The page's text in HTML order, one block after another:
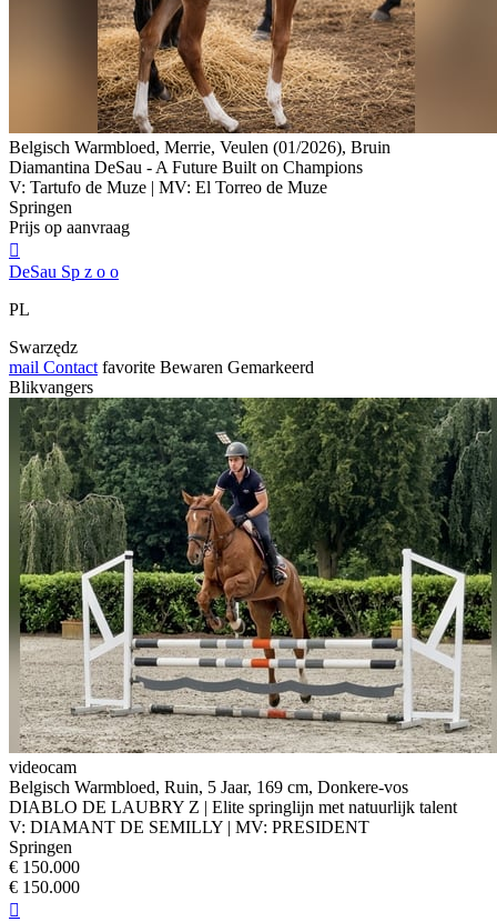
Belgisch Warmbloed, Merrie, Veulen (01/2026), Bruin
Diamantina DeSau - A Future Built on Champions
V: Tartufo de Muze | MV: El Torreo de Muze
Springen
Prijs op aanvraag

DeSau Sp z o o
PL
Swarzędz
mail Contact favorite Bewaren Gemarkeerd
Blikvangers
videocam
Belgisch Warmbloed, Ruin, 5 Jaar, 169 cm, Donkere-vos
DIABLO DE LAUBRY Z | Elite springlijn met natuurlijk talent
V: DIAMANT DE SEMILLY | MV: PRESIDENT
Springen
€ 150.000
€ 150.000
